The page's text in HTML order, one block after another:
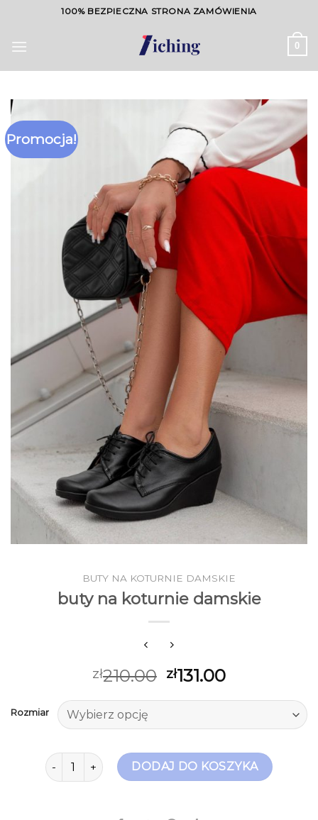
content
100% BEZPIECZNA STRONA ZAMÓWIENIA
0
Promocja!
BUTY NA KOTURNIE DAMSKIE
buty na koturnie damskie
zł210.00 zł131.00
Rozmiar
ilość buty na koturnie damskie
DODAJ DO KOSZYKA